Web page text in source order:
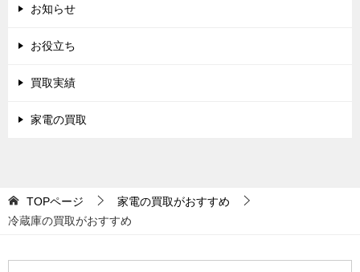
お知らせ
お役立ち
買取実績
家電の買取
TOPページ
家電の買取がおすすめ
冷蔵庫の買取がおすすめ